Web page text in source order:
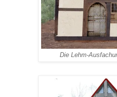
Die Lehm-